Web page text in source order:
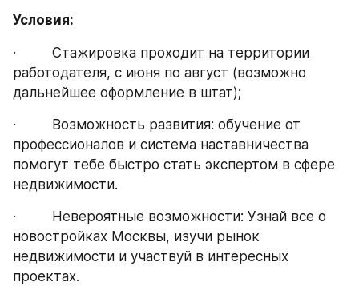
Условия:
·         Стажировка проходит на территории
работодателя, с июня по август (возможно
дальнейшее оформление в штат);
·         Возможность развития: обучение от
профессионалов и система наставничества
помогут тебе быстро стать экспертом в сфере
недвижимости.
·         Невероятные возможности: Узнай все о
новостройках Москвы, изучи рынок
недвижимости и участвуй в интересных
проектах.